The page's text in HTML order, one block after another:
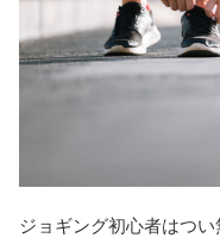
ジョギング初心者はつ